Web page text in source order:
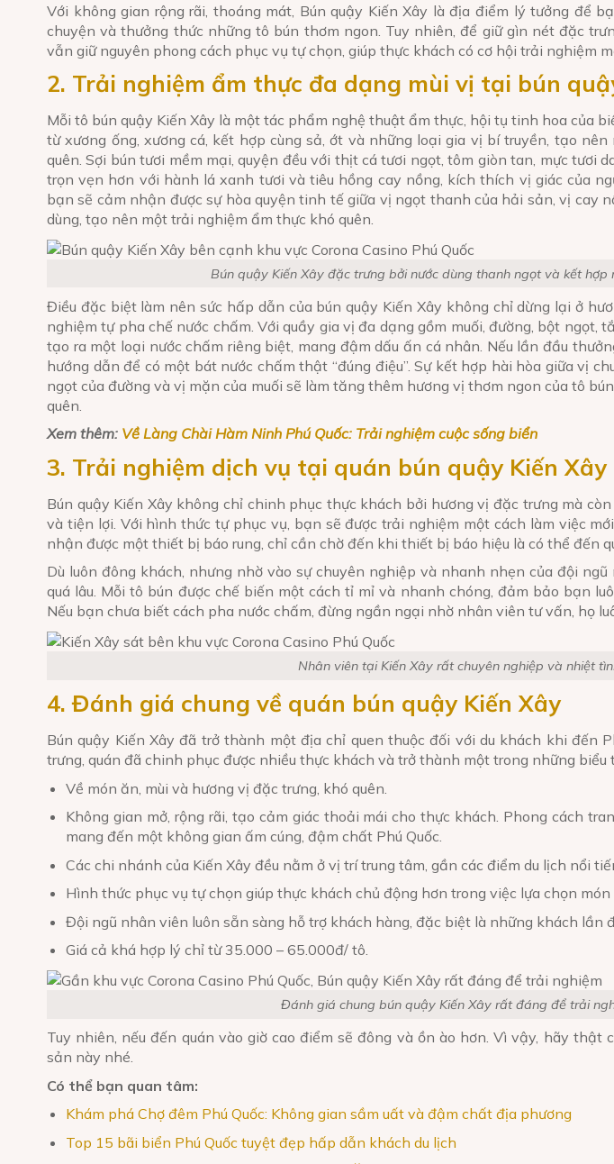
Với không gian rộng rãi, thoáng mát, Bún quậy Kiến Xây là địa điểm lý tưởng để
chuyện và thưởng thức những tô bún thơm ngon. Tuy nhiên, để giữ gìn nét đặc
vẫn giữ nguyên phong cách phục vụ tự chọn, giúp thực khách có cơ hội trải nghiệm
2. Trải nghiệm ẩm thực đa dạng mùi vị tại bún
Mỗi tô bún quậy Kiến Xây là một tác phẩm nghệ thuật ẩm thực, hội tụ tinh hoa của
từ xương ống, xương cá, kết hợp cùng sả, ớt và những loại gia vị bí truyền, tạo
quên. Sợi bún tươi mềm mại, quyện đều với thịt cá tươi ngọt, tôm giòn tan, mực tươi
trọn vẹn hơn với hành lá xanh tươi và tiêu hồng cay nồng, kích thích vị giác của
bạn sẽ cảm nhận được sự hòa quyện tinh tế giữa vị ngọt thanh của hải sản, vị cay
dùng, tạo nên một trải nghiệm ẩm thực khó quên.
Bún quậy Kiến Xây đặc trưng bởi nước dùng thanh ngọt và kết hợp
Điều đặc biệt làm nên sức hấp dẫn của bún quậy Kiến Xây không chỉ dừng lại ở
nghiệm tự pha chế nước chấm. Với quầy gia vị đa dạng gồm muối, đường, bột ngọt,
tạo ra một loại nước chấm riêng biệt, mang đậm dấu ấn cá nhân. Nếu lần đầu
hướng dẫn để có một bát nước chấm thật “đúng điệu”. Sự kết hợp hài hòa giữa vị
ngọt của đường và vị mặn của muối sẽ làm tăng thêm hương vị thơm ngon của tô
quên.
Xem thêm: Về Làng Chài Hàm Ninh Phú Quốc: Trải nghiệm cuộc sống biển
3. Trải nghiệm dịch vụ tại quán bún quậy Kiến Xây
Bún quậy Kiến Xây không chỉ chinh phục thực khách bởi hương vị đặc trưng mà
và tiện lợi. Với hình thức tự phục vụ, bạn sẽ được trải nghiệm một cách làm việc
nhận được một thiết bị báo rung, chỉ cần chờ đến khi thiết bị báo hiệu là có thể đến
Dù luôn đông khách, nhưng nhờ vào sự chuyên nghiệp và nhanh nhẹn của đội
quá lâu. Mỗi tô bún được chế biến một cách tỉ mỉ và nhanh chóng, đảm bảo bạn
Nếu bạn chưa biết cách pha nước chấm, đừng ngần ngại nhờ nhân viên tư vấn, họ
Nhân viên tại Kiến Xây rất chuyên nghiệp và nhiệt
4. Đánh giá chung về quán bún quậy Kiến Xây
Bún quậy Kiến Xây đã trở thành một địa chỉ quen thuộc đối với du khách khi đến
trưng, quán đã chinh phục được nhiều thực khách và trở thành một trong những biểu
Về món ăn, mùi và hương vị đặc trưng, khó quên.
Không gian mở, rộng rãi, tạo cảm giác thoải mái cho thực khách. Phong cách
mang đến một không gian ấm cúng, đậm chất Phú Quốc.
Các chi nhánh của Kiến Xây đều nằm ở vị trí trung tâm, gần các điểm du lịch nổi
Hình thức phục vụ tự chọn giúp thực khách chủ động hơn trong việc lựa chọn
Đội ngũ nhân viên luôn sẵn sàng hỗ trợ khách hàng, đặc biệt là những khách lần
Giá cả khá hợp lý chỉ từ 35.000 – 65.000đ/ tô.
Đánh giá chung bún quậy Kiến Xây rất đáng để trải
Tuy nhiên, nếu đến quán vào giờ cao điểm sẽ đông và ồn ào hơn. Vì vậy, hãy thật
sản này nhé.
Có thể bạn quan tâm:
Khám phá Chợ đêm Phú Quốc: Không gian sầm uất và đậm chất địa phương
Top 15 bãi biển Phú Quốc tuyệt đẹp hấp dẫn khách du lịch